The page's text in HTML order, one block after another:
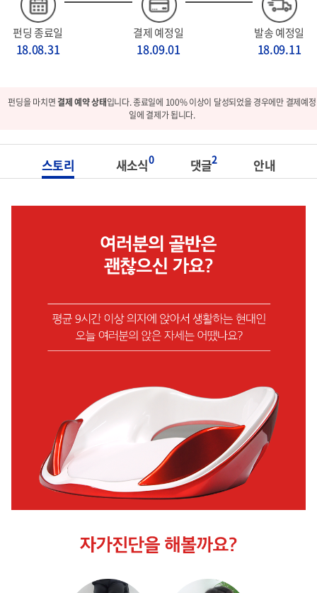
펀딩 종료일
18.08.31
결제 예정일
18.09.01
발송 예정일
18.09.11
펀딩을 마치면결제 예약 상태입니다. 종료일에 100% 이상이 달성되었을 경우에만 결제예정
일에 결제가 됩니다.
스토리 새소식0 댓글2 안내